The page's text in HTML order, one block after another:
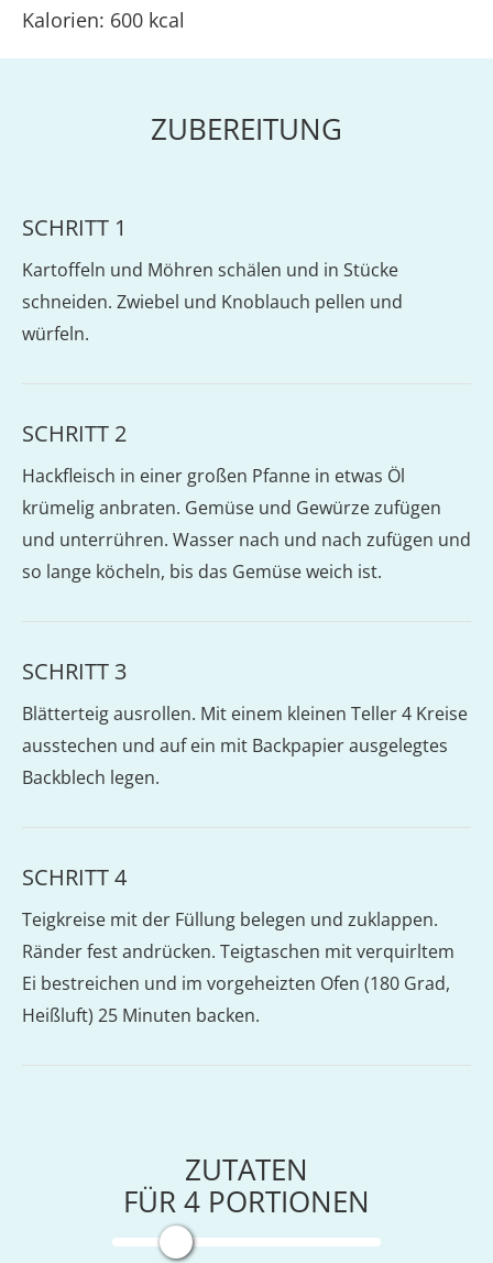
Kalorien: 600 kcal
ZUBEREITUNG
SCHRITT 1
Kartoffeln und Möhren schälen und in Stücke
schneiden. Zwiebel und Knoblauch pellen und
würfeln.
SCHRITT 2
Hackfleisch in einer großen Pfanne in etwas Öl
krümelig anbraten. Gemüse und Gewürze zufügen
und unterrühren. Wasser nach und nach zufügen und
so lange köcheln, bis das Gemüse weich ist.
SCHRITT 3
Blätterteig ausrollen. Mit einem kleinen Teller 4 Kreise
ausstechen und auf ein mit Backpapier ausgelegtes
Backblech legen.
SCHRITT 4
Teigkreise mit der Füllung belegen und zuklappen.
Ränder fest andrücken. Teigtaschen mit verquirltem
Ei bestreichen und im vorgeheizten Ofen (180 Grad,
Heißluft) 25 Minuten backen.
ZUTATEN
FÜR4 PORTIONEN